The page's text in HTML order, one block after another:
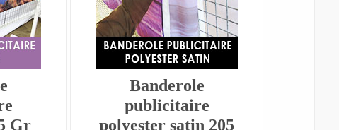
Gr
Banderole
publicitaire
polyester satin 205